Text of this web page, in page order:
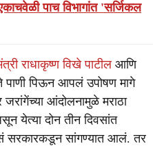
पाच विभागांत 'सर्जिकल
राधाकृष्ण विखे पाटील आणि
पाणी पिऊन आपलं उपोषण मागे
आंदोलनामुळे मराठा
येत्या दोन तीन दिवसांत
सरकारकडून सांगण्यात आलं. तर